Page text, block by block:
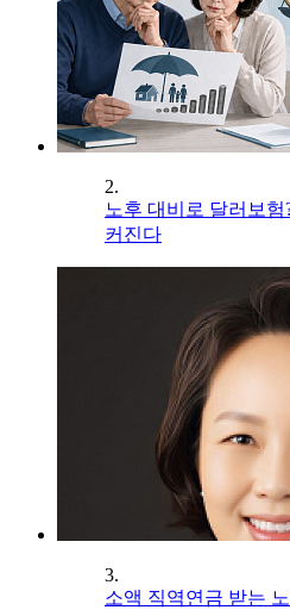
2.
노후 대비로 달러보
커진다
3.
소액 직역연금 받는